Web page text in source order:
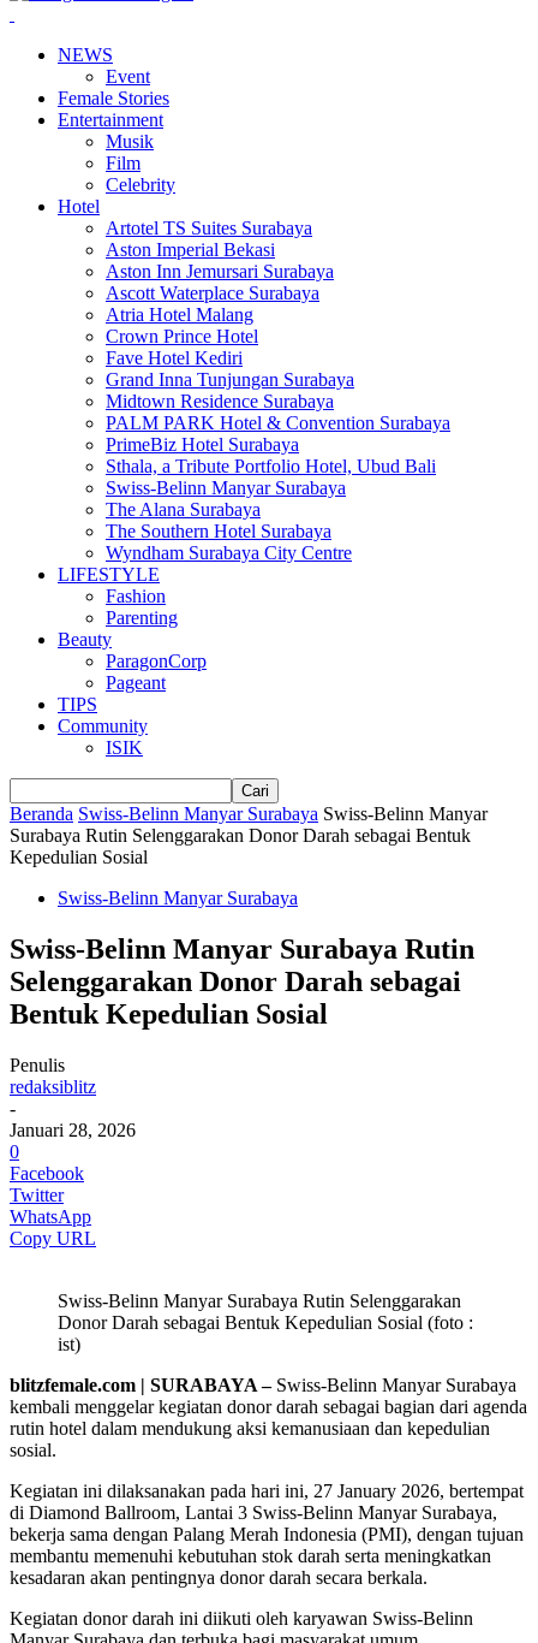
NEWS
Event
Female Stories
Entertainment
Musik
Film
Celebrity
Hotel
Artotel TS Suites Surabaya
Aston Imperial Bekasi
Aston Inn Jemursari Surabaya
Ascott Waterplace Surabaya
Atria Hotel Malang
Crown Prince Hotel
Fave Hotel Kediri
Grand Inna Tunjungan Surabaya
Midtown Residence Surabaya
PALM PARK Hotel & Convention Surabaya
PrimeBiz Hotel Surabaya
Sthala, a Tribute Portfolio Hotel, Ubud Bali
Swiss-Belinn Manyar Surabaya
The Alana Surabaya
The Southern Hotel Surabaya
Wyndham Surabaya City Centre
LIFESTYLE
Fashion
Parenting
Beauty
ParagonCorp
Pageant
TIPS
Community
ISIK
Beranda Swiss-Belinn Manyar Surabaya Swiss-Belinn Manyar
Surabaya Rutin Selenggarakan Donor Darah sebagai Bentuk
Kepedulian Sosial
Swiss-Belinn Manyar Surabaya
Swiss-Belinn Manyar Surabaya Rutin
Selenggarakan Donor Darah sebagai
Bentuk Kepedulian Sosial
Penulis
redaksiblitz
-
Januari 28, 2026
0
Facebook
Twitter
WhatsApp
Copy URL
Swiss-Belinn Manyar Surabaya Rutin Selenggarakan
Donor Darah sebagai Bentuk Kepedulian Sosial (foto :
ist)
blitzfemale.com | SURABAYA – Swiss-Belinn Manyar Surabaya
kembali menggelar kegiatan donor darah sebagai bagian dari agenda
rutin hotel dalam mendukung aksi kemanusiaan dan kepedulian
sosial.
Kegiatan ini dilaksanakan pada hari ini, 27 January 2026, bertempat
di Diamond Ballroom, Lantai 3 Swiss-Belinn Manyar Surabaya,
bekerja sama dengan Palang Merah Indonesia (PMI), dengan tujuan
membantu memenuhi kebutuhan stok darah serta meningkatkan
kesadaran akan pentingnya donor darah secara berkala.
Kegiatan donor darah ini diikuti oleh karyawan Swiss-Belinn